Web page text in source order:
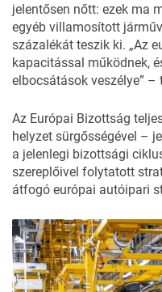
jelentősen nőtt: ezek ma
egyéb villamosított
százalékát teszik ki. „Az
kapacitással működnek,
elbocsátások veszélye” –
Az Európai Bizottság
helyzet sürgősségével –
a jelenlegi bizottsági
szereplőivel folytatott
átfogó európai autóipari